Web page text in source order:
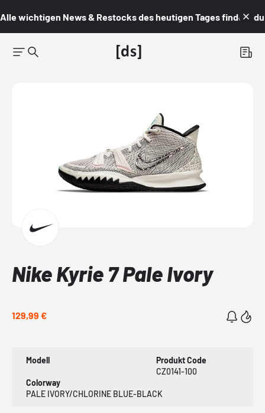
Alle wichtigen News & Restocks des heutigen Tages findest du
Nike Kyrie 7 Pale Ivory
129,99 €
Modell
Produkt Code
CZ0141-100
Colorway
PALE IVORY/CHLORINE BLUE-BLACK